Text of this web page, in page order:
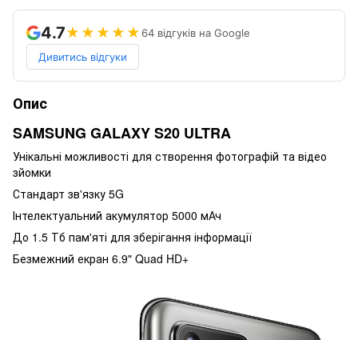
4.7★★★★★64 відгуків на Google
Дивитись відгуки
Опис
SAMSUNG GALAXY S20 ULTRA
Унікальні можливості для створення фотографій та відео
зйомки
Стандарт зв'язку 5G
Інтелектуальний акумулятор 5000 мАч
До 1.5 Тб пам'яті для зберігання інформації
Безмежний екран 6.9" Quad HD+